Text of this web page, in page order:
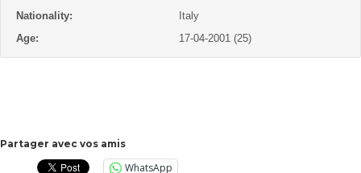
Nationality:
Italy
Age:
17-04-2001 (25)
Partager avec vos amis
WhatsApp